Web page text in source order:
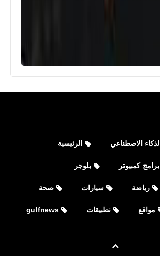
الذكاء الاصطناعي الرئيسية
برامج كمبيوتر بلوجر
رياضة سيارات صحة
مواقع نطبيقات gulfnews